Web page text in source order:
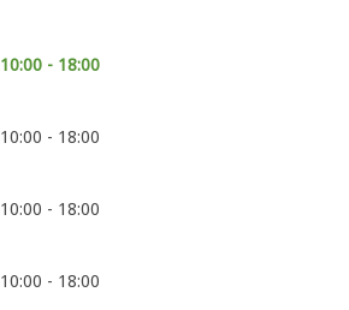
10:00 - 18:00
10:00 - 18:00
10:00 - 18:00
10:00 - 18:00